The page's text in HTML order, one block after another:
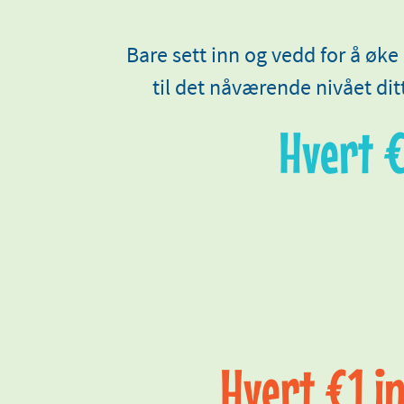
Bare sett inn og vedd for å
til det nåværende nivået
Hvert
Hvert €1